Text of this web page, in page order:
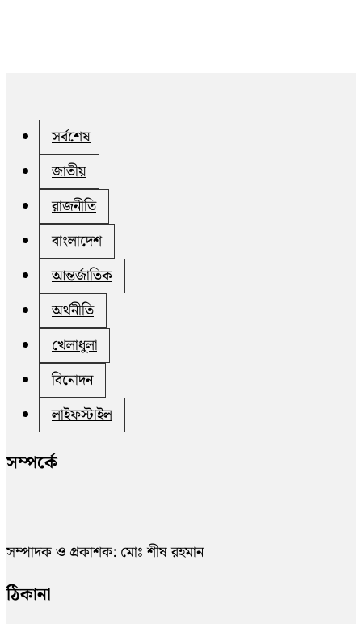
সর্বশেষ
জাতীয়
রাজনীতি
বাংলাদেশ
আন্তর্জাতিক
অর্থনীতি
খেলাধুলা
বিনোদন
লাইফস্টাইল
সম্পর্কে
সম্পাদক ও প্রকাশক: মোঃ শীষ রহমান
ঠিকানা